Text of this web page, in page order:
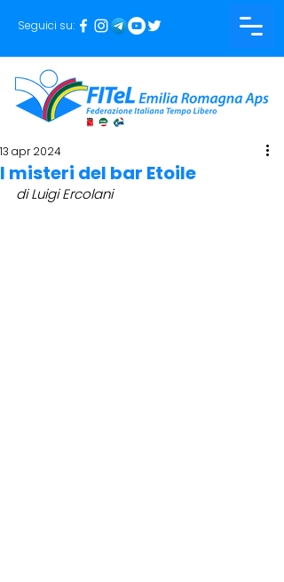
Seguici su:
I misteri del bar Etoile
13 apr 2024
di Luigi Ercolani